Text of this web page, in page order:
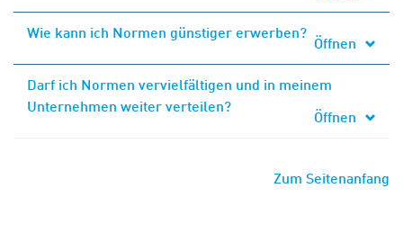
Wie kann ich Normen günstiger erwerben?
Öffnen
Darf ich Normen vervielfältigen und in meinem
Unternehmen weiter verteilen?
Öffnen
Zum Seitenanfang